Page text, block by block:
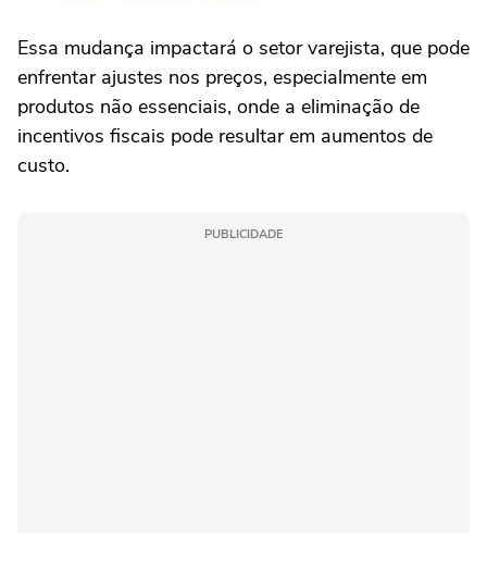
Essa mudança impactará o setor varejista, que pode
enfrentar ajustes nos preços, especialmente em
produtos não essenciais, onde a eliminação de
incentivos fiscais pode resultar em aumentos de
custo.
PUBLICIDADE